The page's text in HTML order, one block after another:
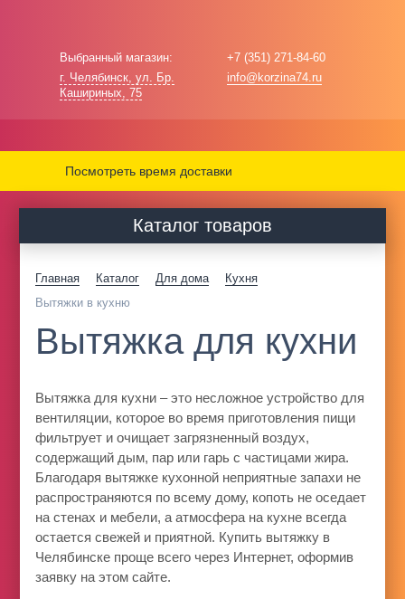
Выбранный магазин:
г. Челябинск, ул. Бр.
Кашириных, 75
+7 (351) 271-84-60
info@korzina74.ru
Посмотреть время доставки
Каталог товаров
Главная Каталог Для дома
Кухня
Вытяжки в кухню
Вытяжка для кухни
Вытяжка для кухни – это несложное устройство для
вентиляции, которое во время приготовления пищи
фильтрует и очищает загрязненный воздух,
содержащий дым, пар или гарь с частицами жира.
Благодаря вытяжке кухонной неприятные запахи не
распространяются по всему дому, копоть не оседает
на стенах и мебели, а атмосфера на кухне всегда
остается свежей и приятной. Купить вытяжку в
Челябинске проще всего через Интернет, оформив
заявку на этом сайте.